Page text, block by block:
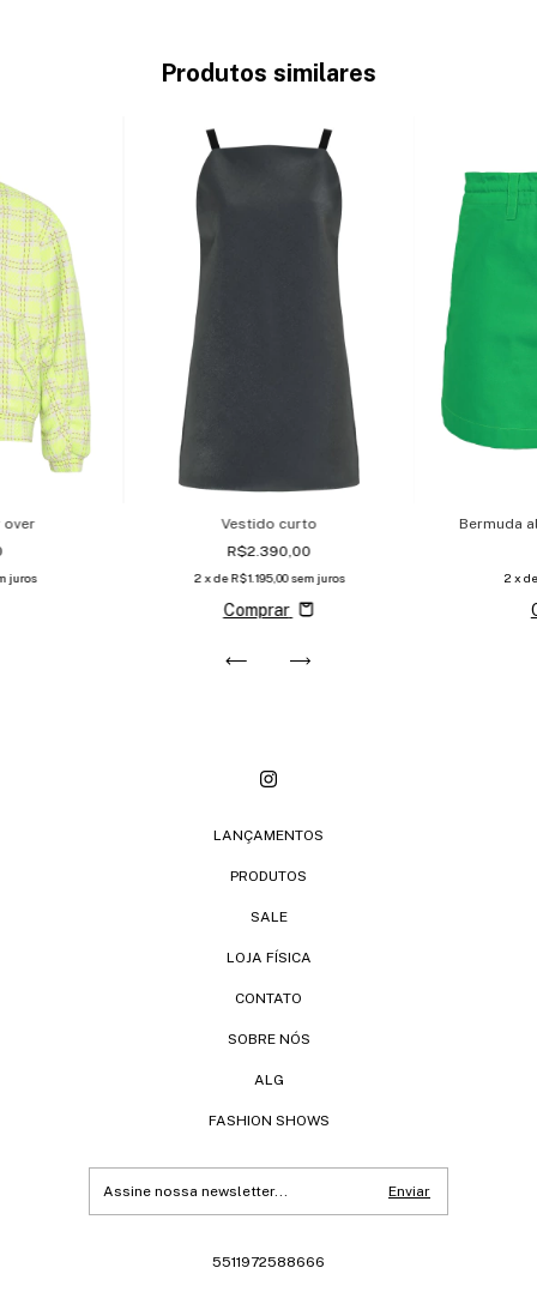
Produtos similares
over
juros
Vestido curto
R$2.390,00
2 x deR$1.195,00 sem juros
Comprar
Bermuda
2 x
LANÇAMENTOS
PRODUTOS
SALE
LOJA FÍSICA
CONTATO
SOBRE NÓS
ALG
FASHION SHOWS
5511972588666